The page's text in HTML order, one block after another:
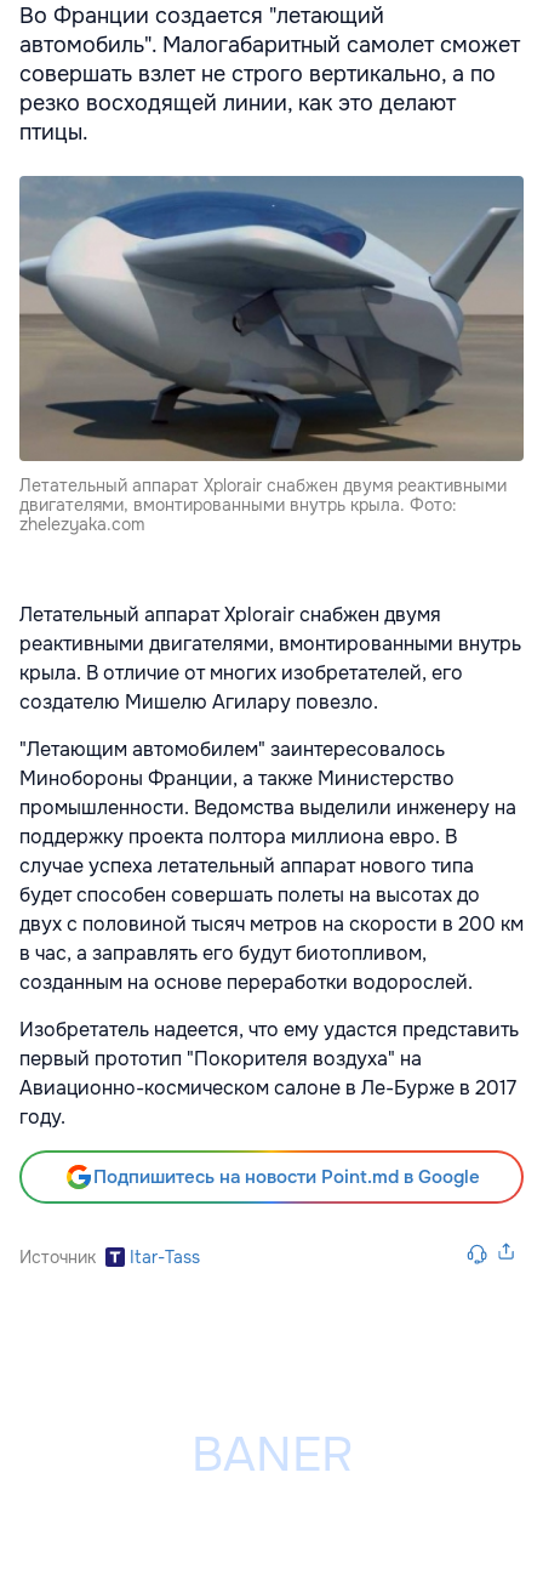
Во Франции создается "летающий
автомобиль". Малогабаритный самолет сможет
совершать взлет не строго вертикально, а по
резко восходящей линии, как это делают
птицы.
Летательный аппарат Xplorair снабжен двумя реактивными
двигателями, вмонтированными внутрь крыла. Фото:
zhelezyaka.com
Летательный аппарат Xplorair снабжен двумя
реактивными двигателями, вмонтированными внутрь
крыла. В отличие от многих изобретателей, его
создателю Мишелю Агилару повезло.
"Летающим автомобилем" заинтересовалось
Минобороны Франции, а также Министерство
промышленности. Ведомства выделили инженеру на
поддержку проекта полтора миллиона евро. В
случае успеха летательный аппарат нового типа
будет способен совершать полеты на высотах до
двух с половиной тысяч метров на скорости в 200 км
в час, а заправлять его будут биотопливом,
созданным на основе переработки водорослей.
Изобретатель надеется, что ему удастся представить
первый прототип "Покорителя воздуха" на
Авиационно-космическом салоне в Ле-Бурже в 2017
году.
Подпишитесь на новости Point.md в Google
Источник Itar-Tass